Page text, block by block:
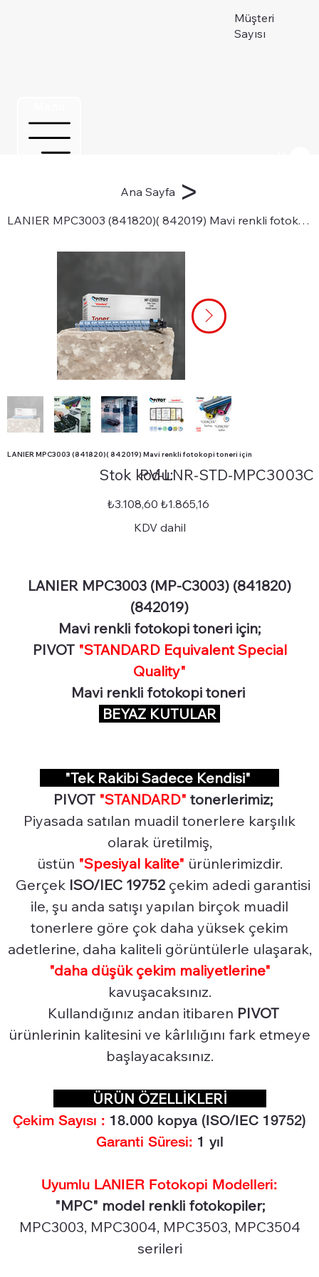
Müşteri
Sayısı
Ana Sayfa >
LANIER MPC3003 (841820)( 842019) Mavi renkli fotokopi toneri için
LANIER MPC3003 (841820)( 842019) Mavi renkli fotokopi toneri için
Stok kodu:
kodu:
STD-
MPC3003C
PV-LNR-STD-MPC3003C
Orijinal
fiyat
₺3.108,60 İndirimli
fiyat
₺1.865,16
KDV dahil
LANIER MPC3003 (MP-C3003) (841820)
(842019)
Mavi renkli fotokopi toneri için;
PIVOT "STANDARD Equivalent Special
Quality"
Mavi renkli fotokopi toneri
BEYAZ KUTULAR
"Tek Rakibi Sadece Kendisi"
PIVOT "STANDARD" tonerlerimiz;
Piyasada satılan muadil tonerlere karşılık
olarak üretilmiş,
üstün "Spesiyal kalite" ürünlerimizdir.
Gerçek ISO/IEC 19752 çekim adedi garantisi
ile, şu anda satışı yapılan birçok muadil
tonerlere göre çok daha yüksek çekim
adetlerine, daha kaliteli görüntülerle ulaşarak,
"daha düşük çekim maliyetlerine"
kavuşacaksınız.
Kullandığınız andan itibaren PIVOT
ürünlerinin kalitesini ve kârlılığını fark etmeye
başlayacaksınız.
ÜRÜN ÖZELLİKLERİ
Çekim Sayısı : 18.000 kopya (ISO/IEC 19752)
Garanti Süresi: 1 yıl
Uyumlu LANIER Fotokopi Modelleri:
"MPC" model renkli fotokopiler;
MPC3003, MPC3004, MPC3503, MPC3504
serileri